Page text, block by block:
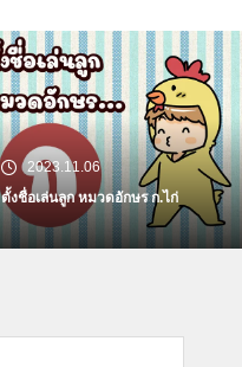
2023.11.06
ตั้งชื่อเล่นลูก หมวดอักษร ก.ไก่